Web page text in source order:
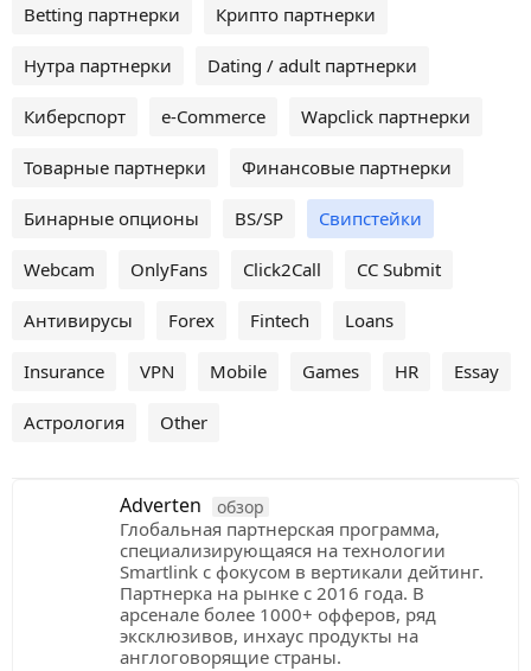
Betting партнерки Крипто партнерки
Нутра партнерки Dating / adult партнерки
Киберспорт e-Commerce Wapclick партнерки
Товарные партнерки Финансовые партнерки
Бинарные опционы BS/SP Свипстейки
Webcam OnlyFans Click2Call CC Submit
Антивирусы Forex Fintech Loans
Insurance VPN Mobile Games HR Essay
Астрология Other
Adverten обзор
Глобальная партнерская программа,
специализирующаяся на технологии
Smartlink с фокусом в вертикали дейтинг.
Партнерка на рынке с 2016 года. В
арсенале более 1000+ офферов, ряд
эксклюзивов, инхаус продукты на
англоговорящие страны.